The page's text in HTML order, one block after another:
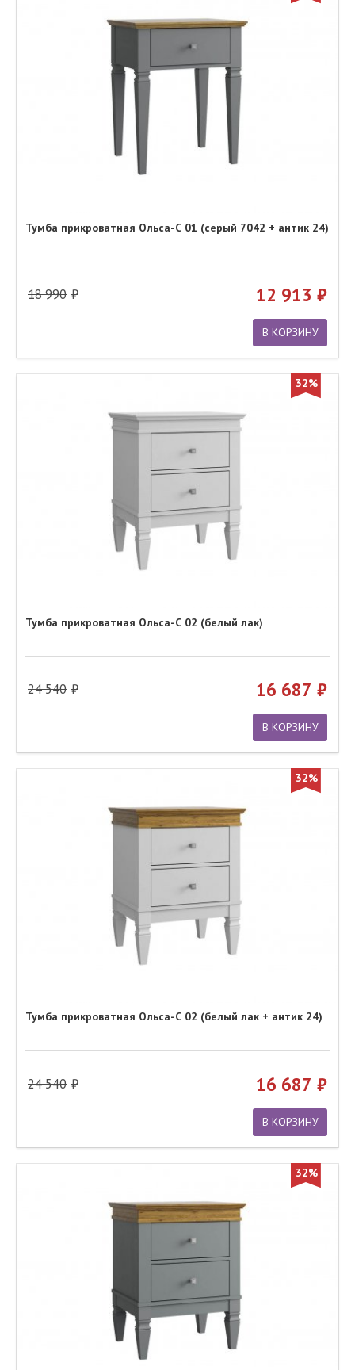
Тумба прикроватная Ольса-С 01 (серый 7042 + антик 24)
18 990 12 913
В КОРЗИНУ
32%
Тумба прикроватная Ольса-С 02 (белый лак)
24 540 16 687
В КОРЗИНУ
32%
Тумба прикроватная Ольса-С 02 (белый лак + антик 24)
24 540 16 687
В КОРЗИНУ
32%